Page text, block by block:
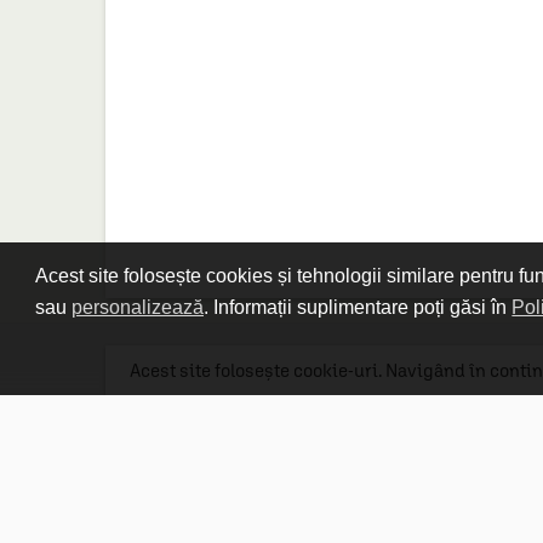
Acest site folosește cookies și tehnologii similare pentru
sau personalizează. Informații suplimentare poți găsi în
Linkuri utile
Acest site folosește cookie-uri. Navigând în